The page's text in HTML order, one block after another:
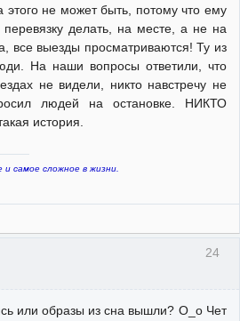
этого не может быть, потому что ему
делать, на месте, а не на
все выезды просматриваются! Ту из
На наши вопросы ответили, что
не видели, никто навстречу не
людей на остановке. НИКТО
история.
самое сложное в жизни.
24
или образы из сна вышли? О_о Чет